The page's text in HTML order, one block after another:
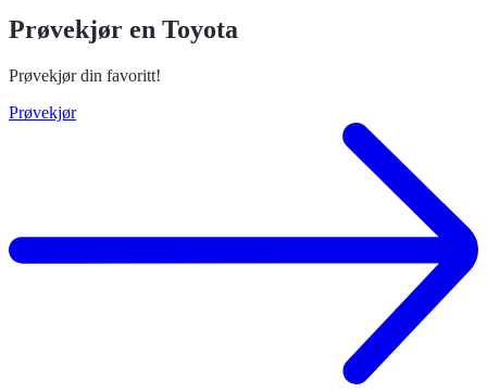
Prøvekjør en Toyota
Prøvekjør din favoritt!
Prøvekjør